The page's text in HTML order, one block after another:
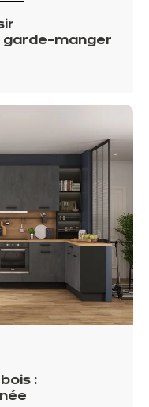
garde-manger
: